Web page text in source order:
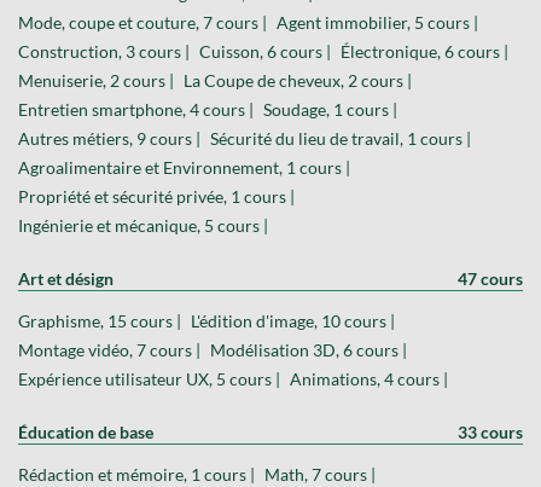
Mode, coupe et couture, 7 cours | Agent immobilier, 5 cours |
Construction, 3 cours | Cuisson, 6 cours | Électronique, 6 cours |
Menuiserie, 2 cours | La Coupe de cheveux, 2 cours |
Entretien smartphone, 4 cours | Soudage, 1 cours |
Autres métiers, 9 cours | Sécurité du lieu de travail, 1 cours |
Agroalimentaire et Environnement, 1 cours |
Propriété et sécurité privée, 1 cours |
Ingénierie et mécanique, 5 cours |
Art et désign 47 cours
Graphisme, 15 cours | L'édition d'image, 10 cours |
Montage vidéo, 7 cours | Modélisation 3D, 6 cours |
Expérience utilisateur UX, 5 cours | Animations, 4 cours |
Éducation de base 33 cours
Rédaction et mémoire, 1 cours | Math, 7 cours |